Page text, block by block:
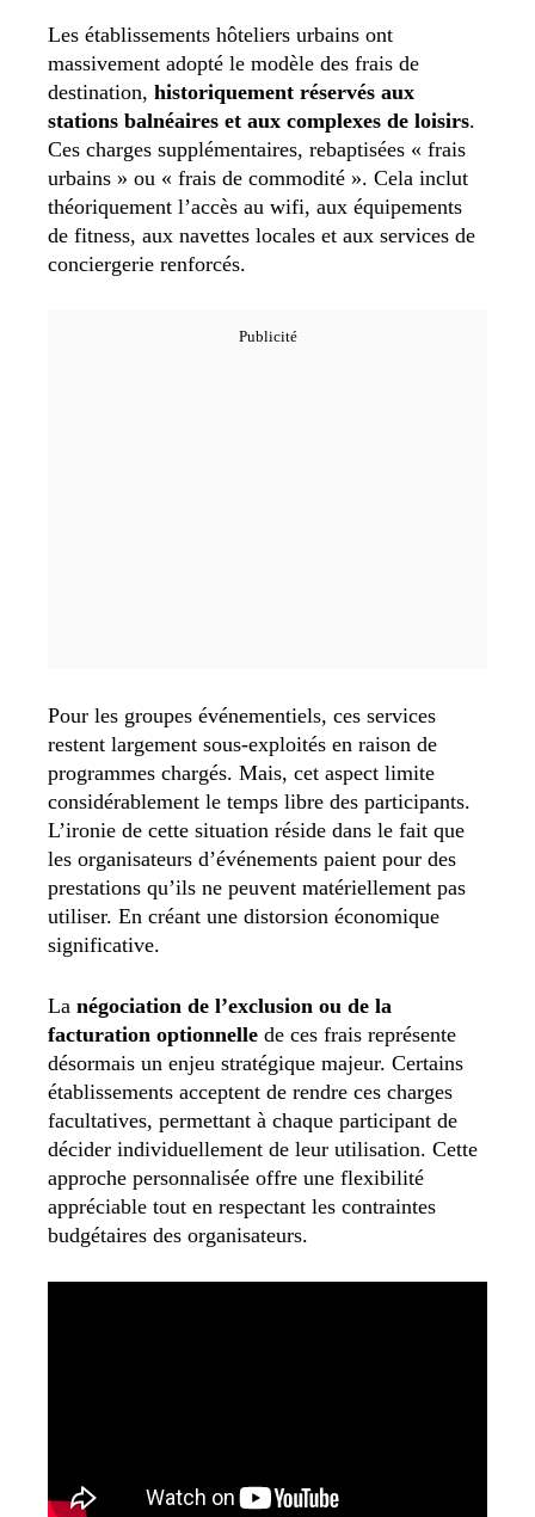
Les établissements hôteliers urbains ont
massivement adopté le modèle des frais de
destination, historiquement réservés aux
stations balnéaires et aux complexes de loisirs.
Ces charges supplémentaires, rebaptisées « frais
urbains » ou « frais de commodité ». Cela inclut
théoriquement l’accès au wifi, aux équipements
de fitness, aux navettes locales et aux services de
conciergerie renforcés.
Pour les groupes événementiels, ces services
restent largement sous-exploités en raison de
programmes chargés. Mais, cet aspect limite
considérablement le temps libre des participants.
L’ironie de cette situation réside dans le fait que
les organisateurs d’événements paient pour des
prestations qu’ils ne peuvent matériellement pas
utiliser. En créant une distorsion économique
significative.
La négociation de l’exclusion ou de la
facturation optionnelle de ces frais représente
désormais un enjeu stratégique majeur. Certains
établissements acceptent de rendre ces charges
facultatives, permettant à chaque participant de
décider individuellement de leur utilisation. Cette
approche personnalisée offre une flexibilité
appréciable tout en respectant les contraintes
budgétaires des organisateurs.